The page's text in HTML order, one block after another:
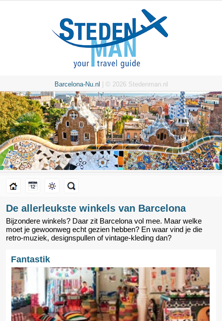
Barcelona-Nu.nl | © 2026 Stedenman.nl
De allerleukste winkels van Barcelona
Bijzondere winkels? Daar zit Barcelona vol mee. Maar welke
moet je gewoonweg echt gezien hebben? En waar vind je die
retro-muziek, designspullen of vintage-kleding dan?
Fantastik